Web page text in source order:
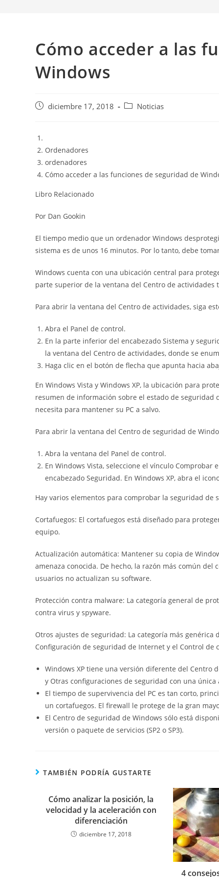
Cómo acceder a las
Windows
Publicación
entrada:
diciembre 17, 2018
Categoría
Noticias
Ordenadores
ordenadores
Cómo acceder a las funciones de seguridad de
Libro Relacionado
Por Dan Gookin
El tiempo medio que un ordenador Windows
sistema es de unos 16 minutos. Por lo tanto, debe
Windows cuenta con una ubicación central para
parte superior de la ventana del Centro de
Para abrir la ventana del Centro de actividades, siga
Abra el Panel de control.
En la parte inferior del encabezado Sistema y
la ventana del Centro de actividades, donde se
Haga clic en el botón de flecha que apunta hacia
En Windows Vista y Windows XP, la ubicación para
resumen de información sobre el estado de seguridad
necesita para mantener su PC a salvo.
Para abrir la ventana del Centro de seguridad de
Abra la ventana del Panel de control.
En Windows Vista, seleccione el vínculo
encabezado Seguridad. En Windows XP, abra el
Hay varios elementos para comprobar la seguridad de
Cortafuegos: El cortafuegos está diseñado para
equipo.
Actualización automática: Mantener su copia de
amenaza conocida. De hecho, la razón más común
usuarios no actualizan su software.
Protección contra malware: La categoría general de
contra virus y spyware.
Otros ajustes de seguridad: La categoría más
Configuración de seguridad de Internet y el Control de
Windows XP tiene una versión diferente del Centro
y Otras configuraciones de seguridad con una
El tiempo de supervivencia del PC es tan corto,
un cortafuegos. El firewall le protege de la gran
El Centro de seguridad de Windows sólo está
versión o paquete de servicios (SP2 o SP3).
TAMBIÉN PODRÍA GUSTARTE
Cómo analizar la posición, la
velocidad y la aceleración con
diferenciación
diciembre 17, 2018
4